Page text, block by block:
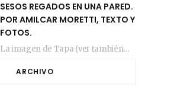
SESOS REGADOS EN UNA PARED.
POR AMILCAR MORETTI, TEXTO Y
FOTOS.
La imagen de Tapa (ver también más arriba) fue compuesta en estos días de febrero…
ARCHIVO